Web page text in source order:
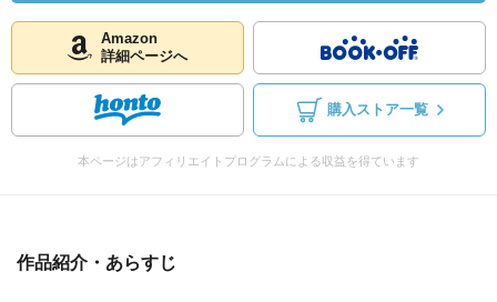
Amazon
詳細ページへ
購入ストア一覧
本ページはアフィリエイトプログラムによる収益を得ています
作品紹介・あらすじ